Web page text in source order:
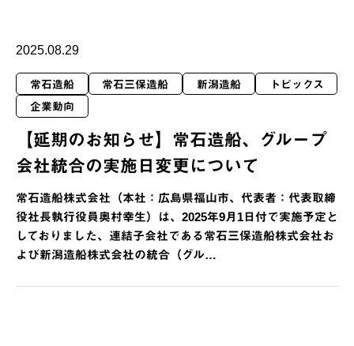
2025.08.29
常石造船 常石三保造船 新潟造船
トピックス
企業動向
【延期のお知らせ】常石造船、グループ
会社統合の実施日変更について
常石造船株式会社（本社：広島県福山市、代表者：代表取締
役社長執行役員奥村幸生）は、2025年9月1日付で実施予定と
しておりました、連結子会社である常石三保造船株式会社お
よび新潟造船株式会社の統合（グル…